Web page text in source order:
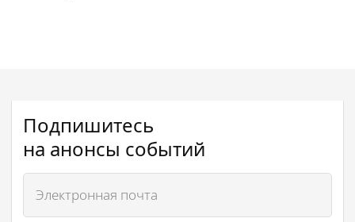
Подпишитесь
на анонсы событий